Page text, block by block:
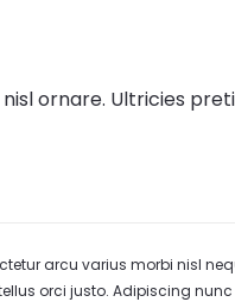
ornare. Ultricies
arcu varius morbi nisl
orci justo. Adipiscing